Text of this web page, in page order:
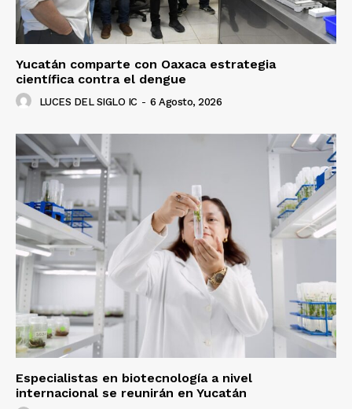
Yucatán comparte con Oaxaca estrategia
científica contra el dengue
LUCES DEL SIGLO IC - 6 Agosto, 2026
Especialistas en biotecnología a nivel
internacional se reunirán en Yucatán